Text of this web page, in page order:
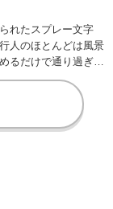
れたスプレー文字
人のほとんどは風景
るだけで通り過ぎて